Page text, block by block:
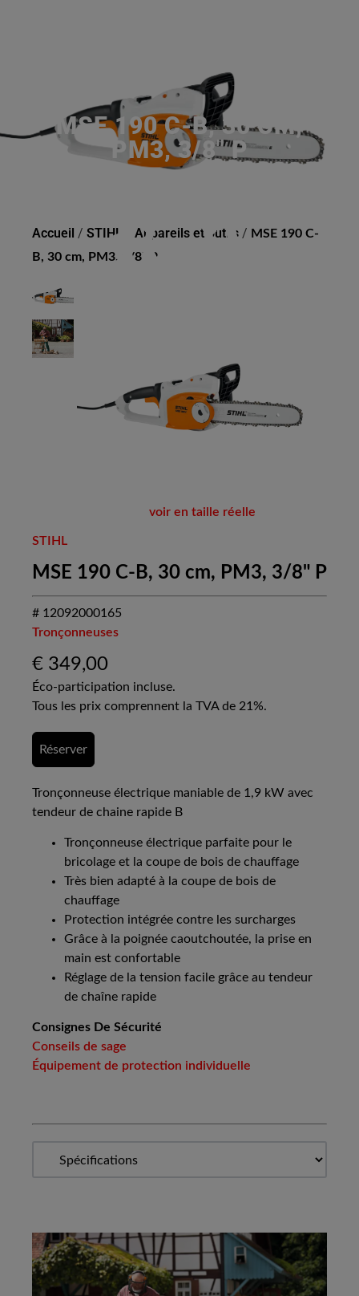
MSE 190 C-B, 30 CM,
PM3, 3/8" P
Accueil / STIHL Appareils et outils / MSE 190 C-
B, 30 cm, PM3, 3/8" P
voir en taille réelle
STIHL
MSE 190 C-B, 30 cm, PM3, 3/8" P
# 12092000165
Tronçonneuses
€ 349,00
Éco-participation incluse.
Tous les prix comprennent la TVA de 21%.
Réserver
Tronçonneuse électrique maniable de 1,9 kW avec
tendeur de chaine rapide B
Tronçonneuse électrique parfaite pour le
bricolage et la coupe de bois de chauffage
Très bien adapté à la coupe de bois de
chauffage
Protection intégrée contre les surcharges
Grâce à la poignée caoutchoutée, la prise en
main est confortable
Réglage de la tension facile grâce au tendeur
de chaîne rapide
Consignes De Sécurité
Conseils de sage
Équipement de protection individuelle